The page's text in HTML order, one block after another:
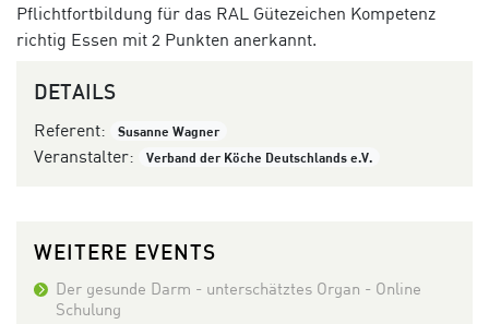
Pflichtfortbildung für das RAL Gütezeichen Kompetenz
richtig Essen mit 2 Punkten anerkannt.
DETAILS
Referent: Susanne Wagner
Veranstalter: Verband der Köche Deutschlands e.V.
WEITERE EVENTS
Der gesunde Darm - unterschätztes Organ - Online
Schulung